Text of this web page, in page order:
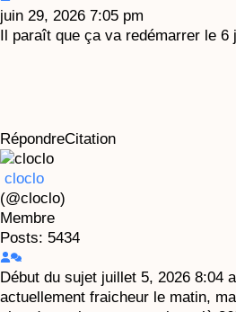
juin 29, 2026 7:05 pm
Il paraît que ça va redémarrer le 6
RépondreCitation
cloclo
(@cloclo)
Membre
Posts: 5434
Début du sujet juillet 5, 2026 8:04
actuellement fraicheur le matin,